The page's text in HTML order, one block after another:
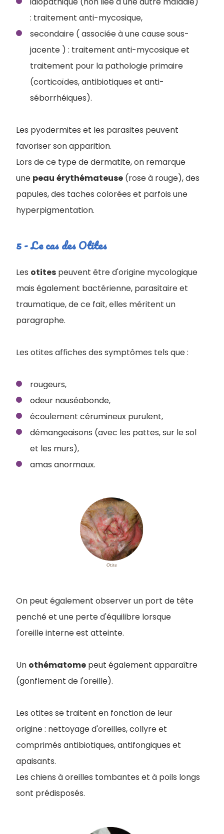
: traitement anti-mycosique,
secondaire ( associée à une cause sous-
jacente ) : traitement anti-mycosique et
traitement pour la pathologie primaire
(corticoïdes, antibiotiques et anti-
séborrhéiques).
Les pyodermites et les parasites peuvent
favoriser son apparition.
Lors de ce type de dermatite, on remarque
une peau érythémateuse (rose à rouge), des
papules, des taches colorées et parfois une
hyperpigmentation.
5 - Le cas des Otites
Les otites peuvent être d'origine mycologique
mais également bactérienne, parasitaire et
traumatique, de ce fait, elles méritent un
paragraphe.
Les otites affiches des symptômes tels que :
rougeurs,
odeur nauséabonde,
écoulement cérumineux purulent,
démangeaisons (avec les pattes, sur le sol
et les murs),
amas anormaux.
On peut également observer un port de tête
penché et une perte d'équilibre lorsque
l'oreille interne est atteinte.
Un othématome peut également apparaître
(gonflement de l'oreille).
Les otites se traitent en fonction de leur
origine : nettoyage d'oreilles, collyre et
comprimés antibiotiques, antifongiques et
apaisants.
Les chiens à oreilles tombantes et à poils longs
sont prédisposés.